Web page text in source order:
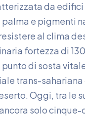
da
e pigmenti
al clima
fortezza di
di sosta
trans-sahariana
Oggi, tra le
solo